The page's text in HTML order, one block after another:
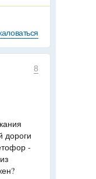
8
дороги
-